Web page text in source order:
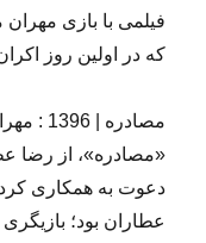
فیلمی با بازی
که در اولین روز
«مصادره»، از رضا
دعوت به همکاری
عطاران بود؛